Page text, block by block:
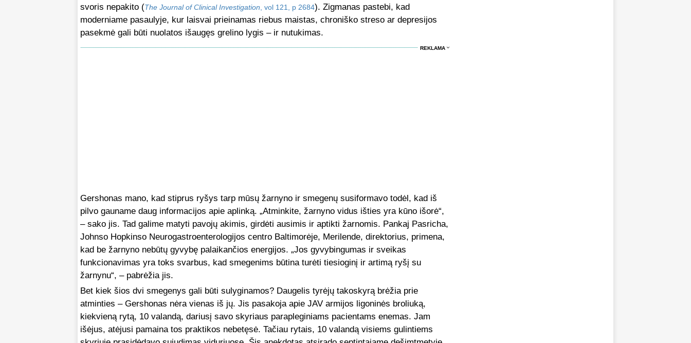
svoris nepakito (The Journal of Clinical Investigation, vol 121, p 2684). Zigmanas pastebi, kad
moderniame pasaulyje, kur laisvai prieinamas riebus maistas, chroniško streso ar depresijos
pasekmė gali būti nuolatos išaugęs grelino lygis – ir nutukimas.
REKLAMA
Gershonas mano, kad stiprus ryšys tarp mūsų žarnyno ir smegenų susiformavo todėl, kad iš
pilvo gauname daug informacijos apie aplinką. „Atminkite, žarnyno vidus išties yra kūno išorė“,
– sako jis. Tad galime matyti pavojų akimis, girdėti ausimis ir aptikti žarnomis. Pankaj Pasricha,
Johnso Hopkinso Neurogastroenterologijos centro Baltimorėje, Merilende, direktorius, primena,
kad be žarnyno nebūtų gyvybę palaikančios energijos. „Jos gyvybingumas ir sveikas
funkcionavimas yra toks svarbus, kad smegenims būtina turėti tiesioginį ir artimą ryšį su
žarnynu“, – pabrėžia jis.
Bet kiek šios dvi smegenys gali būti sulyginamos? Daugelis tyrėjų takoskyrą brėžia prie
atminties – Gershonas nėra vienas iš jų. Jis pasakoja apie JAV armijos ligoninės broliuką,
kiekvieną rytą, 10 valandą, dariusį savo skyriaus parapleginiams pacientams enemas. Jam
išėjus, atėjusi pamaina tos praktikos nebetęsė. Tačiau rytais, 10 valandą visiems gulintiems